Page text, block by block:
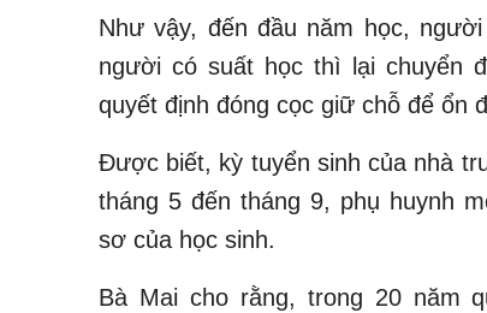
Như vậy, đến đầu năm học,
người có suất học thì lại chuyển
quyết định đóng cọc giữ chỗ để ổn
Được biết, kỳ tuyển sinh của nhà
tháng 5 đến tháng 9, phụ huynh
sơ của học sinh.
Bà Mai cho rằng, trong 20 năm